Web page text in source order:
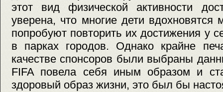
этот вид физической активности
уверена, что многие дети вдохновятся
попробуют повторить их достижения у
в парках городов. Однако крайне
качестве спонсоров были выбраны
FIFA повела себя иным образом и
здоровый образ жизни, это был бы